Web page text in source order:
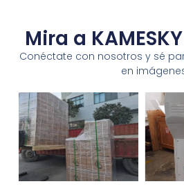
Mira a
Conéctate con nosotros y sé
en